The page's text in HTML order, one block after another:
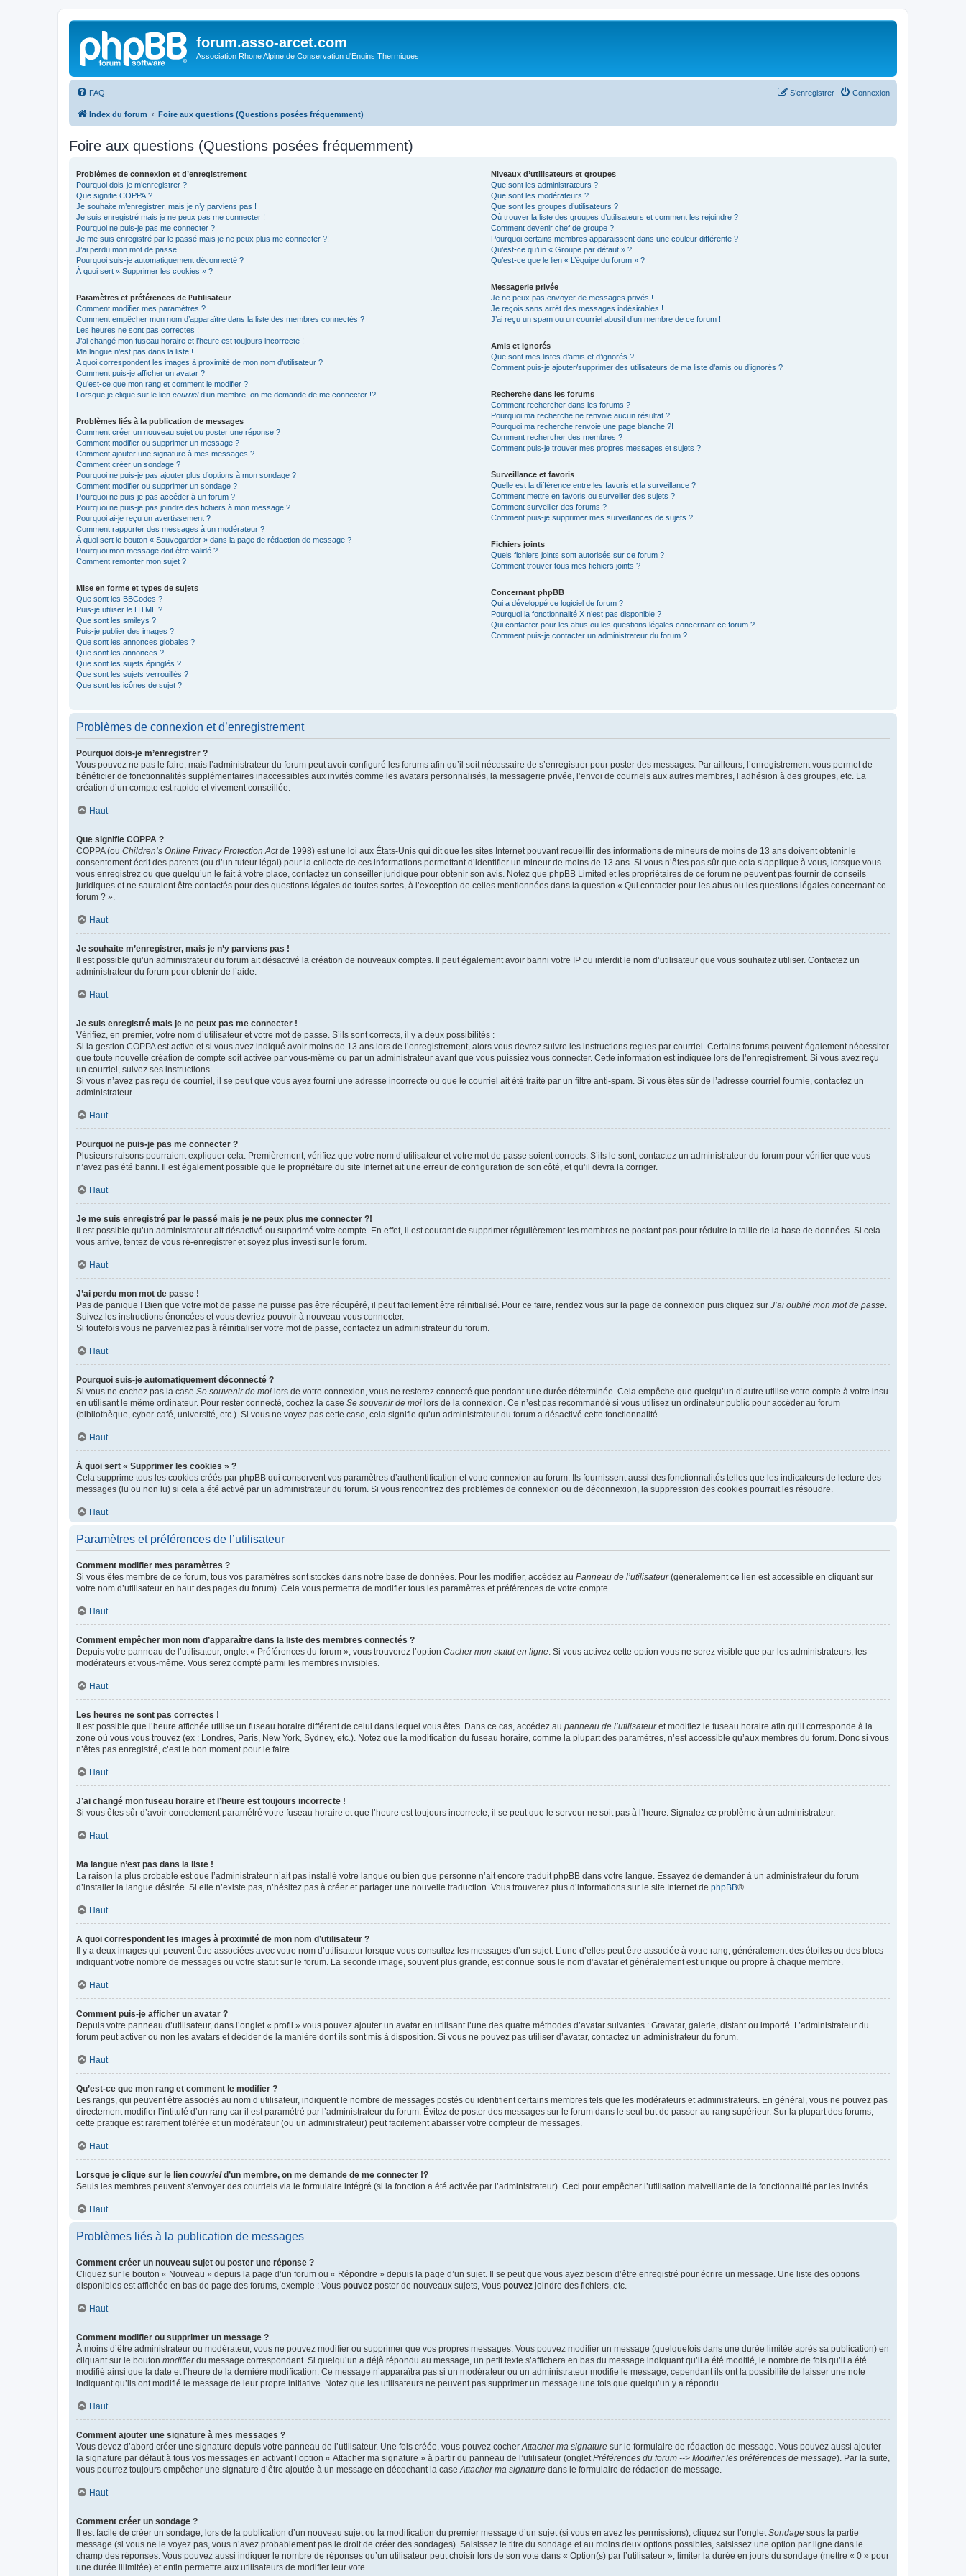
forum.asso-arcet.com
Association Rhone Alpine de Conservation d'Engins Thermiques
FAQ Connexion
S’enregistrer
Index du forum Foire aux questions (Questions posées fréquemment)
Foire aux questions (Questions posées fréquemment)
Problèmes de connexion et d’enregistrement
Pourquoi dois-je m’enregistrer ?
Que signifie COPPA ?
Je souhaite m’enregistrer, mais je n’y parviens pas !
Je suis enregistré mais je ne peux pas me connecter !
Pourquoi ne puis-je pas me connecter ?
Je me suis enregistré par le passé mais je ne peux plus me connecter ?!
J’ai perdu mon mot de passe !
Pourquoi suis-je automatiquement déconnecté ?
À quoi sert « Supprimer les cookies » ?
Paramètres et préférences de l’utilisateur
Comment modifier mes paramètres ?
Comment empêcher mon nom d’apparaître dans la liste des membres connectés ?
Les heures ne sont pas correctes !
J’ai changé mon fuseau horaire et l’heure est toujours incorrecte !
Ma langue n’est pas dans la liste !
A quoi correspondent les images à proximité de mon nom d’utilisateur ?
Comment puis-je afficher un avatar ?
Qu’est-ce que mon rang et comment le modifier ?
Lorsque je clique sur le lien courrield’un membre, on me demande de me connecter !?
Problèmes liés à la publication de messages
Comment créer un nouveau sujet ou poster une réponse ?
Comment modifier ou supprimer un message ?
Comment ajouter une signature à mes messages ?
Comment créer un sondage ?
Pourquoi ne puis-je pas ajouter plus d’options à mon sondage ?
Comment modifier ou supprimer un sondage ?
Pourquoi ne puis-je pas accéder à un forum ?
Pourquoi ne puis-je pas joindre des fichiers à mon message ?
Pourquoi ai-je reçu un avertissement ?
Comment rapporter des messages à un modérateur ?
À quoi sert le bouton « Sauvegarder » dans la page de rédaction de message ?
Pourquoi mon message doit être validé ?
Comment remonter mon sujet ?
Mise en forme et types de sujets
Que sont les BBCodes ?
Puis-je utiliser le HTML ?
Que sont les smileys ?
Puis-je publier des images ?
Que sont les annonces globales ?
Que sont les annonces ?
Que sont les sujets épinglés ?
Que sont les sujets verrouillés ?
Que sont les icônes de sujet ?
Niveaux d’utilisateurs et groupes
Que sont les administrateurs ?
Que sont les modérateurs ?
Que sont les groupes d’utilisateurs ?
Où trouver la liste des groupes d’utilisateurs et comment les rejoindre ?
Comment devenir chef de groupe ?
Pourquoi certains membres apparaissent dans une couleur différente ?
Qu’est-ce qu’un « Groupe par défaut » ?
Qu’est-ce que le lien « L’équipe du forum » ?
Messagerie privée
Je ne peux pas envoyer de messages privés !
Je reçois sans arrêt des messages indésirables !
J’ai reçu un spam ou un courriel abusif d’un membre de ce forum !
Amis et ignorés
Que sont mes listes d’amis et d’ignorés ?
Comment puis-je ajouter/supprimer des utilisateurs de ma liste d’amis ou d’ignorés ?
Recherche dans les forums
Comment rechercher dans les forums ?
Pourquoi ma recherche ne renvoie aucun résultat ?
Pourquoi ma recherche renvoie une page blanche ?!
Comment rechercher des membres ?
Comment puis-je trouver mes propres messages et sujets ?
Surveillance et favoris
Quelle est la différence entre les favoris et la surveillance ?
Comment mettre en favoris ou surveiller des sujets ?
Comment surveiller des forums ?
Comment puis-je supprimer mes surveillances de sujets ?
Fichiers joints
Quels fichiers joints sont autorisés sur ce forum ?
Comment trouver tous mes fichiers joints ?
Concernant phpBB
Qui a développé ce logiciel de forum ?
Pourquoi la fonctionnalité X n’est pas disponible ?
Qui contacter pour les abus ou les questions légales concernant ce forum ?
Comment puis-je contacter un administrateur du forum ?
Problèmes de connexion et d’enregistrement
Pourquoi dois-je m’enregistrer ?
Vous pouvez ne pas le faire, mais l’administrateur du forum peut avoir configuré les forums afin qu’il soit nécessaire de s’enregistrer pour poster des messages. Par ailleurs, l’enregistrement vous permet de
bénéficier de fonctionnalités supplémentaires inaccessibles aux invités comme les avatars personnalisés, la messagerie privée, l’envoi de courriels aux autres membres, l’adhésion à des groupes, etc. La
création d’un compte est rapide et vivement conseillée.
Haut
Que signifie COPPA ?
COPPA (ou Children’s Online Privacy Protection Actde 1998) est une loi aux États-Unis qui dit que les sites Internet pouvant recueillir des informations de mineurs de moins de 13 ans doivent obtenir le
consentement écrit des parents (ou d’un tuteur légal) pour la collecte de ces informations permettant d’identifier un mineur de moins de 13 ans. Si vous n’êtes pas sûr que cela s’applique à vous, lorsque vous
vous enregistrez ou que quelqu’un le fait à votre place, contactez un conseiller juridique pour obtenir son avis. Notez que phpBB Limited et les propriétaires de ce forum ne peuvent pas fournir de conseils
juridiques et ne sauraient être contactés pour des questions légales de toutes sortes, à l’exception de celles mentionnées dans la question « Qui contacter pour les abus ou les questions légales concernant ce
forum ? ».
Haut
Je souhaite m’enregistrer, mais je n’y parviens pas !
Il est possible qu’un administrateur du forum ait désactivé la création de nouveaux comptes. Il peut également avoir banni votre IP ou interdit le nom d’utilisateur que vous souhaitez utiliser. Contactez un
administrateur du forum pour obtenir de l’aide.
Haut
Je suis enregistré mais je ne peux pas me connecter !
Vérifiez, en premier, votre nom d’utilisateur et votre mot de passe. S’ils sont corrects, il y a deux possibilités :
Si la gestion COPPA est active et si vous avez indiqué avoir moins de 13 ans lors de l’enregistrement, alors vous devrez suivre les instructions reçues par courriel. Certains forums peuvent également nécessiter
que toute nouvelle création de compte soit activée par vous-même ou par un administrateur avant que vous puissiez vous connecter. Cette information est indiquée lors de l’enregistrement. Si vous avez reçu
un courriel, suivez ses instructions.
Si vous n’avez pas reçu de courriel, il se peut que vous ayez fourni une adresse incorrecte ou que le courriel ait été traité par un filtre anti-spam. Si vous êtes sûr de l’adresse courriel fournie, contactez un
administrateur.
Haut
Pourquoi ne puis-je pas me connecter ?
Plusieurs raisons pourraient expliquer cela. Premièrement, vérifiez que votre nom d’utilisateur et votre mot de passe soient corrects. S’ils le sont, contactez un administrateur du forum pour vérifier que vous
n’avez pas été banni. Il est également possible que le propriétaire du site Internet ait une erreur de configuration de son côté, et qu’il devra la corriger.
Haut
Je me suis enregistré par le passé mais je ne peux plus me connecter ?!
Il est possible qu’un administrateur ait désactivé ou supprimé votre compte. En effet, il est courant de supprimer régulièrement les membres ne postant pas pour réduire la taille de la base de données. Si cela
vous arrive, tentez de vous ré-enregistrer et soyez plus investi sur le forum.
Haut
J’ai perdu mon mot de passe !
Pas de panique ! Bien que votre mot de passe ne puisse pas être récupéré, il peut facilement être réinitialisé. Pour ce faire, rendez vous sur la page de connexion puis cliquez sur J’ai oublié mon mot de passe
Suivez les instructions énoncées et vous devriez pouvoir à nouveau vous connecter.
Si toutefois vous ne parveniez pas à réinitialiser votre mot de passe, contactez un administrateur du forum.
Haut
Pourquoi suis-je automatiquement déconnecté ?
Si vous ne cochez pas la case Se souvenir de moi lors de votre connexion, vous ne resterez connecté que pendant une durée déterminée. Cela empêche que quelqu’un d’autre utilise votre compte à votre insu
en utilisant le même ordinateur. Pour rester connecté, cochez la case Se souvenir de moi lors de la connexion. Ce n’est pas recommandé si vous utilisez un ordinateur public pour accéder au forum
(bibliothèque, cyber-café, université, etc.). Si vous ne voyez pas cette case, cela signifie qu’un administrateur du forum a désactivé cette fonctionnalité.
Haut
À quoi sert « Supprimer les cookies » ?
Cela supprime tous les cookies créés par phpBB qui conservent vos paramètres d’authentification et votre connexion au forum. Ils fournissent aussi des fonctionnalités telles que les indicateurs de lecture des
messages (lu ou non lu) si cela a été activé par un administrateur du forum. Si vous rencontrez des problèmes de connexion ou de déconnexion, la suppression des cookies pourrait les résoudre.
Haut
Paramètres et préférences de l’utilisateur
Comment modifier mes paramètres ?
Si vous êtes membre de ce forum, tous vos paramètres sont stockés dans notre base de données. Pour les modifier, accédez au Panneau de l’utilisateur(généralement ce lien est accessible en cliquant sur
votre nom d’utilisateur en haut des pages du forum). Cela vous permettra de modifier tous les paramètres et préférences de votre compte.
Haut
Comment empêcher mon nom d’apparaître dans la liste des membres connectés ?
Depuis votre panneau de l’utilisateur, onglet « Préférences du forum », vous trouverez l’option Cacher mon statut en ligne . Si vous activez cette option vous ne serez visible que par les administrateurs, les
modérateurs et vous-même. Vous serez compté parmi les membres invisibles.
Haut
Les heures ne sont pas correctes !
Il est possible que l’heure affichée utilise un fuseau horaire différent de celui dans lequel vous êtes. Dans ce cas, accédez au panneau de l’utilisateuret modifiez le fuseau horaire afin qu’il corresponde à la
zone où vous vous trouvez (ex : Londres, Paris, New York, Sydney, etc.). Notez que la modification du fuseau horaire, comme la plupart des paramètres, n’est accessible qu’aux membres du forum. Donc si vous
n’êtes pas enregistré, c’est le bon moment pour le faire.
Haut
J’ai changé mon fuseau horaire et l’heure est toujours incorrecte !
Si vous êtes sûr d’avoir correctement paramétré votre fuseau horaire et que l’heure est toujours incorrecte, il se peut que le serveur ne soit pas à l’heure. Signalez ce problème à un administrateur.
Haut
Ma langue n’est pas dans la liste !
La raison la plus probable est que l’administrateur n’ait pas installé votre langue ou bien que personne n’ait encore traduit phpBB dans votre langue. Essayez de demander à un administrateur du forum
d’installer la langue désirée. Si elle n’existe pas, n’hésitez pas à créer et partager une nouvelle traduction. Vous trouverez plus d’informations sur le site Internet de phpBB®.
Haut
A quoi correspondent les images à proximité de mon nom d’utilisateur ?
Il y a deux images qui peuvent être associées avec votre nom d’utilisateur lorsque vous consultez les messages d’un sujet. L’une d’elles peut être associée à votre rang, généralement des étoiles ou des blocs
indiquant votre nombre de messages ou votre statut sur le forum. La seconde image, souvent plus grande, est connue sous le nom d’avatar et généralement est unique ou propre à chaque membre.
Haut
Comment puis-je afficher un avatar ?
Depuis votre panneau d’utilisateur, dans l’onglet « profil » vous pouvez ajouter un avatar en utilisant l’une des quatre méthodes d’avatar suivantes : Gravatar, galerie, distant ou importé. L’administrateur du
forum peut activer ou non les avatars et décider de la manière dont ils sont mis à disposition. Si vous ne pouvez pas utiliser d’avatar, contactez un administrateur du forum.
Haut
Qu’est-ce que mon rang et comment le modifier ?
Les rangs, qui peuvent être associés au nom d’utilisateur, indiquent le nombre de messages postés ou identifient certains membres tels que les modérateurs et administrateurs. En général, vous ne pouvez pas
directement modifier l’intitulé d’un rang car il est paramétré par l’administrateur du forum. Évitez de poster des messages sur le forum dans le seul but de passer au rang supérieur. Sur la plupart des forums,
cette pratique est rarement tolérée et un modérateur (ou un administrateur) peut facilement abaisser votre compteur de messages.
Haut
Lorsque je clique sur le lien courrield’un membre, on me demande de me connecter !?
Seuls les membres peuvent s’envoyer des courriels via le formulaire intégré (si la fonction a été activée par l’administrateur). Ceci pour empêcher l’utilisation malveillante de la fonctionnalité par les invités.
Haut
Problèmes liés à la publication de messages
Comment créer un nouveau sujet ou poster une réponse ?
Cliquez sur le bouton « Nouveau » depuis la page d’un forum ou « Répondre » depuis la page d’un sujet. Il se peut que vous ayez besoin d’être enregistré pour écrire un message. Une liste des options
disponibles est affichée en bas de page des forums, exemple : Vous pouvez poster de nouveaux sujets, Vous pouvez joindre des fichiers, etc.
Haut
Comment modifier ou supprimer un message ?
À moins d’être administrateur ou modérateur, vous ne pouvez modifier ou supprimer que vos propres messages. Vous pouvez modifier un message (quelquefois dans une durée limitée après sa publication) en
cliquant sur le bouton modifierdu message correspondant. Si quelqu’un a déjà répondu au message, un petit texte s’affichera en bas du message indiquant qu’il a été modifié, le nombre de fois qu’il a été
modifié ainsi que la date et l’heure de la dernière modification. Ce message n’apparaîtra pas si un modérateur ou un administrateur modifie le message, cependant ils ont la possibilité de laisser une note
indiquant qu’ils ont modifié le message de leur propre initiative. Notez que les utilisateurs ne peuvent pas supprimer un message une fois que quelqu’un y a répondu.
Haut
Comment ajouter une signature à mes messages ?
Vous devez d’abord créer une signature depuis votre panneau de l’utilisateur. Une fois créée, vous pouvez cocher Attacher ma signature sur le formulaire de rédaction de message. Vous pouvez aussi ajouter
la signature par défaut à tous vos messages en activant l’option « Attacher ma signature » à partir du panneau de l’utilisateur (onglet Préférences du forum --> Modifier les préférences de message). Par la suite,
vous pourrez toujours empêcher une signature d’être ajoutée à un message en décochant la case Attacher ma signature dans le formulaire de rédaction de message.
Haut
Comment créer un sondage ?
Il est facile de créer un sondage, lors de la publication d’un nouveau sujet ou la modification du premier message d’un sujet (si vous en avez les permissions), cliquez sur l’onglet Sondage sous la partie
message (si vous ne le voyez pas, vous n’avez probablement pas le droit de créer des sondages). Saisissez le titre du sondage et au moins deux options possibles, saisissez une option par ligne dans le
champ des réponses. Vous pouvez aussi indiquer le nombre de réponses qu’un utilisateur peut choisir lors de son vote dans « Option(s) par l’utilisateur », limiter la durée en jours du sondage (mettre « 0 » pour
une durée illimitée) et enfin permettre aux utilisateurs de modifier leur vote.